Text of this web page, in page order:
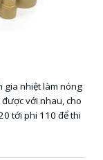
gia nhiệt làm nóng
với nhau, cho
tới phi 110 để thi